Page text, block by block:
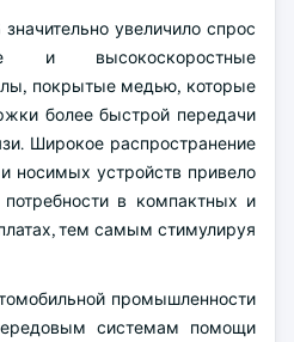
увеличило спрос
и высокоскоростные
покрытые медью, которые
более быстрой передачи
Широкое распространение
носимых устройств привело
в компактных и
тем самым стимулируя
промышленности
системам помощи